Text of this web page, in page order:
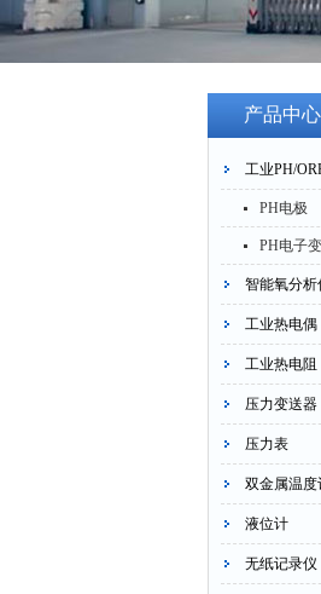
产品中心
工业PH/
PH电极
PH电子
智能氧分析
工业热电偶
工业热电阻
压力变送器
压力表
双金属温度
液位计
无纸记录仪